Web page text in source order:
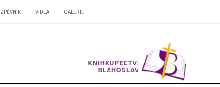
ZPĚVNÍK VIDEA GALERIE